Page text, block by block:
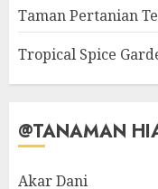
Taman Pertanian
Tropical Spice
@TANAMAN
Akar Dani